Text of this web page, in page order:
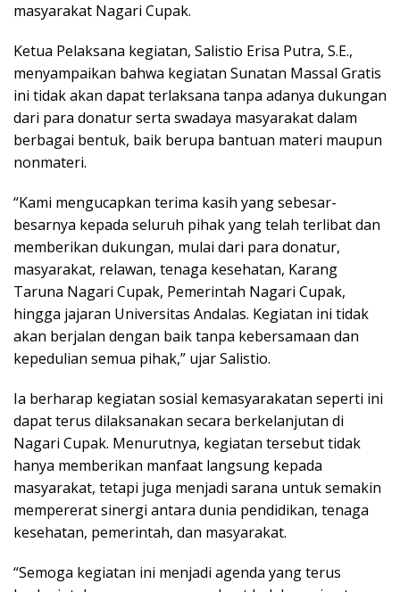
masyarakat Nagari Cupak.
Ketua Pelaksana kegiatan, Salistio Erisa Putra, S.E.,
menyampaikan bahwa kegiatan Sunatan Massal Gratis
ini tidak akan dapat terlaksana tanpa adanya dukungan
dari para donatur serta swadaya masyarakat dalam
berbagai bentuk, baik berupa bantuan materi maupun
nonmateri.
“Kami mengucapkan terima kasih yang sebesar-
besarnya kepada seluruh pihak yang telah terlibat dan
memberikan dukungan, mulai dari para donatur,
masyarakat, relawan, tenaga kesehatan, Karang
Taruna Nagari Cupak, Pemerintah Nagari Cupak,
hingga jajaran Universitas Andalas. Kegiatan ini tidak
akan berjalan dengan baik tanpa kebersamaan dan
kepedulian semua pihak,” ujar Salistio.
Ia berharap kegiatan sosial kemasyarakatan seperti ini
dapat terus dilaksanakan secara berkelanjutan di
Nagari Cupak. Menurutnya, kegiatan tersebut tidak
hanya memberikan manfaat langsung kepada
masyarakat, tetapi juga menjadi sarana untuk semakin
mempererat sinergi antara dunia pendidikan, tenaga
kesehatan, pemerintah, dan masyarakat.
“Semoga kegiatan ini menjadi agenda yang terus